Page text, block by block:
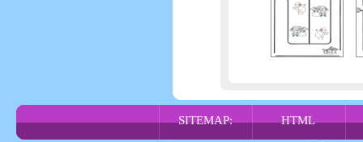
SITEMAP: HTML